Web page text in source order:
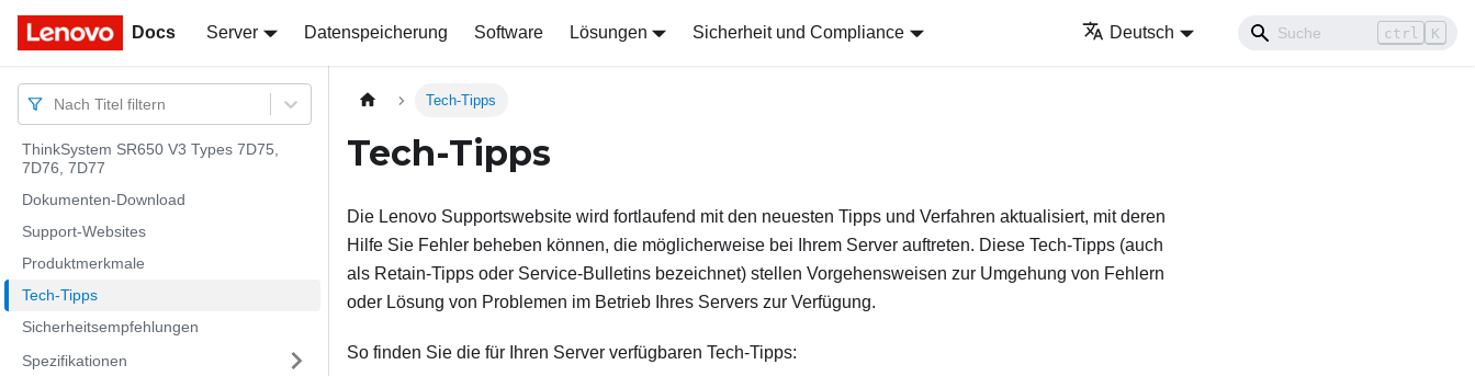
Docs Server Datenspeicherung Software Lösungen Sicherheit und Compliance Deutsch ctrl K
Docs
Nach Titel filtern
ThinkSystem SR650 V3 Types 7D75,
7D76, 7D77
Dokumenten-Download
Support-Websites
Produktmerkmale
Tech-Tipps
Sicherheitsempfehlungen
Spezifikationen
Tech-Tipps
Tech-Tipps
Die Lenovo Supportswebsite wird fortlaufend mit den neuesten Tipps und Verfahren aktualisiert, mit deren
Hilfe Sie Fehler beheben können, die möglicherweise bei Ihrem Server auftreten. Diese Tech-Tipps (auch
als Retain-Tipps oder Service-Bulletins bezeichnet) stellen Vorgehensweisen zur Umgehung von Fehlern
oder Lösung von Problemen im Betrieb Ihres Servers zur Verfügung.
So finden Sie die für Ihren Server verfügbaren Tech-Tipps: